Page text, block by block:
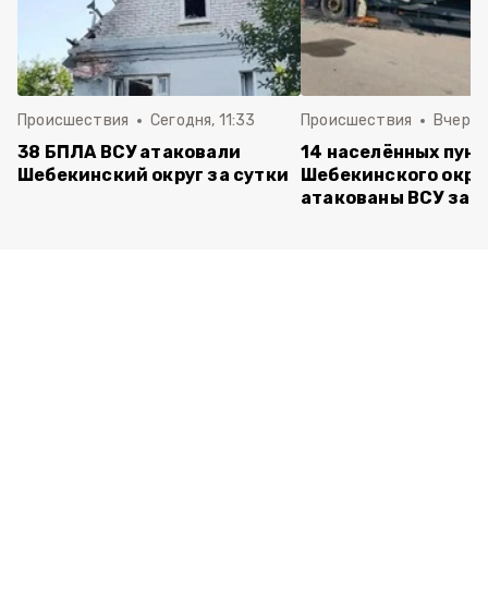
Происшествия Сегодня, 11:33
38 БПЛА ВСУ атаковали
Шебекинский округ за сутки
Происшествия Вчера,
14 населённых
Шебекинского
атакованы ВСУ за